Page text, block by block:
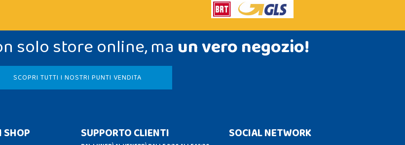
solo store online, ma un vero negozio!
SCOPRI TUTTI I NOSTRI PUNTI VENDITA
SUPPORTO CLIENTI SOCIAL NETWORK